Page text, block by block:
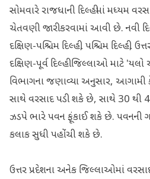
સોમવારે રાજધાની દિલ્હીમાં મધ્યમ
ચેતવણી જારી કરવામાં આવી છે. નવી
દક્ષિણ-પશ્ચિમ દિલ્હી, પશ્ચિમ દિલ્હી,
દક્ષિણ-પૂર્વ દિલ્હી જિલ્લાઓ માટે
વિભાગના જણાવ્યા અનુસાર, આગામી
સાથે વરસાદ પડી શકે છે, સાથે 30 થી 40
ઝડપે ભારે પવન ફૂંકાઈ શકે છે. પવનની
કલાક સુધી પહોંચી શકે છે.
ઉત્તર પ્રદેશના અનેક જિલ્લાઓમાં